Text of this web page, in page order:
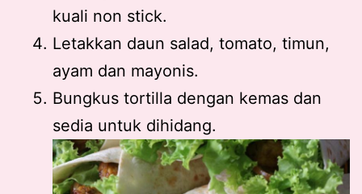
kuali non stick.
Letakkan daun salad, tomato, timun,
ayam dan mayonis.
Bungkus tortilla dengan kemas dan
sedia untuk dihidang.